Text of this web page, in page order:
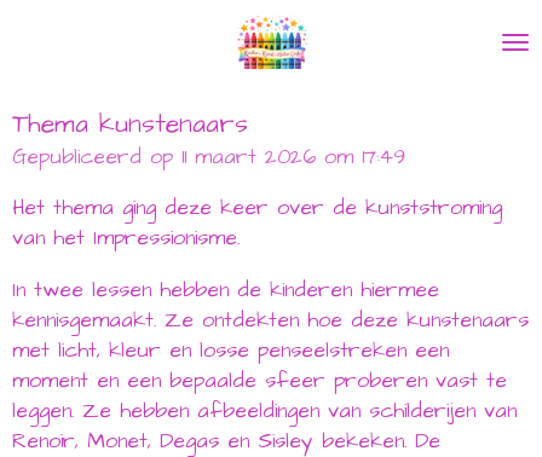
de
hoofdinhoud
Thema kunstenaars
Gepubliceerd op 11 maart 2026 om 17:49
Het thema ging deze keer over de kunststroming
van het Impressionisme.
In twee lessen hebben de kinderen hiermee
kennisgemaakt. Ze ontdekten hoe deze kunstenaars
met licht, kleur en losse penseelstreken een
moment en een bepaalde sfeer proberen vast te
leggen. Ze hebben afbeeldingen van schilderijen van
Renoir, Monet, Degas en Sisley bekeken. De